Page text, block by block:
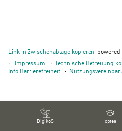
DigikoS optes
Link in Zwischenablage kopieren
powered
Impressum
Technische Betreuung
Info Barrierefreiheit